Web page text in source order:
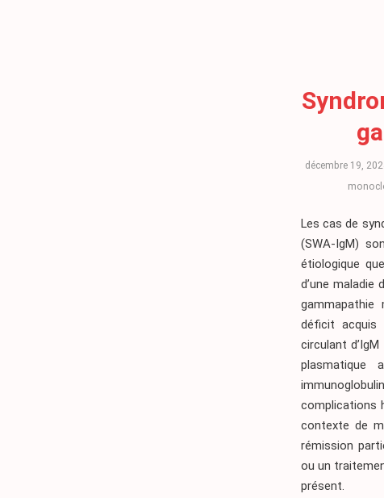
décembre 19,
Les cas de
(SWA-IgM)
étiologique
d’une maladie
gammapathie
déficit acquis
circulant
plasmatique
complications
contexte de
rémission
ou un
présent.